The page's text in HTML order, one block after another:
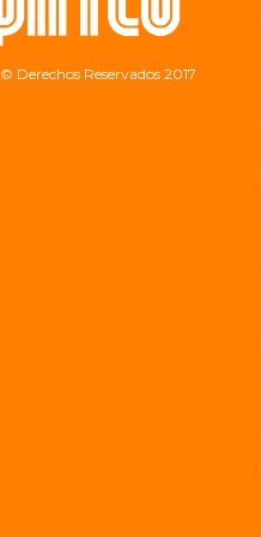
© Derechos Reservados 2017